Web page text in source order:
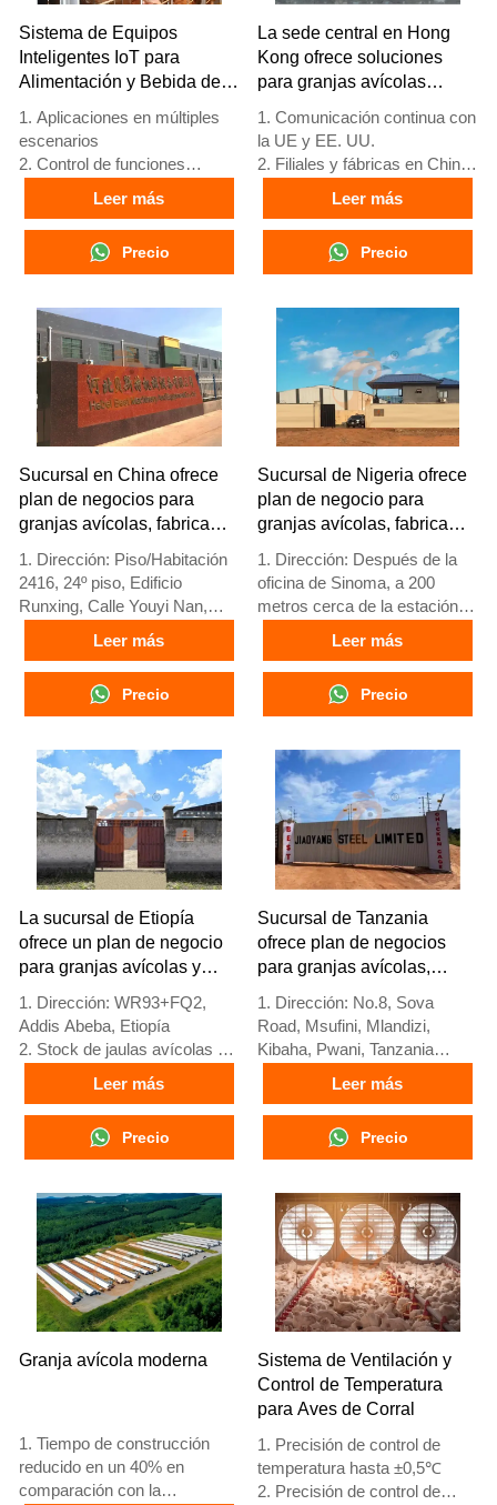
Sistema de Equipos
Inteligentes IoT para
Alimentación y Bebida de
1. Aplicaciones en múltiples
escenarios
2. Control de funciones
3. Protección de alerta
temprana
4. Alto rendimiento de
escalabilidad
5. Número de
recepción/WhatsApp:
+8618830120193
Leer más
Precio
La sede central en Hong
Kong ofrece soluciones
para granjas avícolas
UE y fabrica equipos para
granjas avícolas
1. Comunicación continua con
la UE y EE. UU.
2. Filiales y fábricas en China,
Nigeria, Etiopía y Tanzania
3. La calidad de los productos
está personalizada para
granjas avícolas locales
4. Stock de jaulas avícolas y
equipos para granjas avícolas
a la venta
5. Recepción en línea 24
horas Whatsapp NO. :
+8618830120193，
contáctenos para obtener
información completa
Leer más
Precio
Sucursal en China ofrece
plan de negocios para
granjas avícolas, fabrica
avícolas
1. Dirección: Piso/Habitación
2416, 24º piso, Edificio
Runxing, Calle Youyi Nan,
Ciudad de Shijiazhuang,
Provincia de Hebei, China
2. Fábrica de equipos para
jaulas de aves y granjas
avícolas y stock disponible
para venta
3. Personalizado para granjas
avícolas locales
4. Calidad y diseño basados
en estándares europeos
5. Recepción en línea 24
horas Número de Whatsapp:
+8618830120193
Leer más
Precio
Sucursal de Nigeria ofrece
plan de negocio para
granjas avícolas, fabrica
avícolas
1. Dirección: Después de la
oficina de Sinoma, a 200
metros cerca de la estación
de servicio Danco, autopista
Lagos/Ibadan, estado de
Lagos, Nigeria
2. Fábrica de jaulas avícolas y
equipos para granjas avícolas
y stock a la venta
3. Personalizado para granjas
avícolas nigerianas
4. La calidad y el diseño están
basados en estándares
europeos
5. Recepción en línea 24
horas Whatsapp NO.:
+8618830120193
Leer más
Precio
La sucursal de Etiopía
ofrece un plan de negocio
para granjas avícolas y
granjas avícolas
1. Dirección: WR93+FQ2,
Addis Abeba, Etiopía
2. Stock de jaulas avícolas y
equipos para granjas avícolas
3. Personalizado para granjas
avícolas etíopes
4. La calidad y el diseño están
basados en el estándar
europeo
5. Recepción en línea 24
horas Whatsapp NO. :
+8618830120193,
contáctenos para obtener la
lista de precios
Leer más
Precio
Sucursal de Tanzania
ofrece plan de negocios
para granjas avícolas,
granjas avícolas
1. Dirección: No.8, Sova
Road, Msufini, Mlandizi,
Kibaha, Pwani, Tanzania
2. Fábrica de equipos para
granjas avícolas y jaulas
avícolas con stock para venta
3. Personalizado para granjas
avícolas de Tanzania
4. Calidad y diseño basados
en estándares europeos
5. Recepción en línea 24
horas Whatsapp NO. :
+8618830120193
Leer más
Precio
Granja avícola moderna
1. Tiempo de construcción
reducido en un 40% en
comparación con la
Sistema de Ventilación y
Control de Temperatura
para Aves de Corral
1. Precisión de control de
temperatura hasta ±0,5℃
2. Precisión de control de